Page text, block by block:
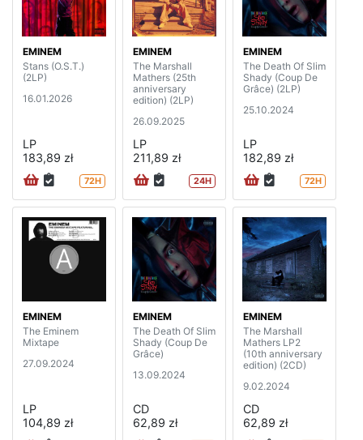
EMINEM
Stans (O.S.T.)
(2LP)
16.01.2026
LP
183,89 zł
72H
EMINEM
The Marshall
Mathers (25th
anniversary
edition) (2LP)
26.09.2025
LP
211,89 zł
24H
EMINEM
The Death Of Slim
Shady (Coup De
Grâce) (2LP)
25.10.2024
LP
182,89 zł
72H
EMINEM
The Eminem
Mixtape
27.09.2024
LP
104,89 zł
EMINEM
The Death Of Slim
Shady (Coup De
Grâce)
13.09.2024
CD
62,89 zł
EMINEM
The Marshall
Mathers LP2
(10th anniversary
edition) (2CD)
9.02.2024
CD
62,89 zł